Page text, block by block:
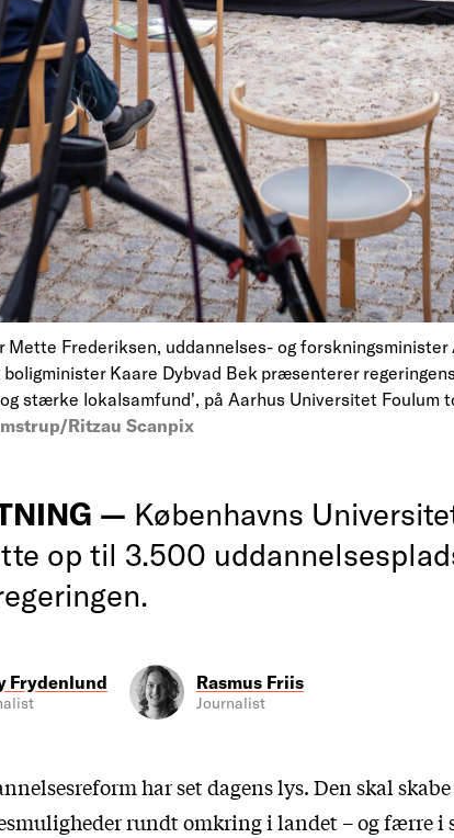
Mette Frederiksen, uddannelses- og forskningsminister
boligminister Kaare Dybvad Bek præsenterer
stærke lokalsamfund', på Aarhus Universitet Foulum
Ritzau Scanpix
— Københavns
op til 3.500
Frydenlund Rasmus Friis
Journalist
har set dagens lys. Den skal
rundt omkring i landet – og færre i